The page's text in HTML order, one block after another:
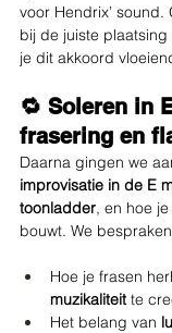
voor Hendrix’
bij de juiste
je dit akkoord
🔁 Soleren in
frasering en
Daarna gingen we
improvisatie in de E
toonladder, en hoe je
bouwt. We
Hoe je frasen
muzikaliteit te
Het belang van